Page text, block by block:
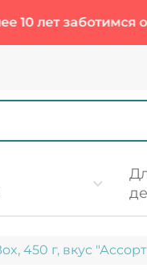
заботимся о
450 г, вкус